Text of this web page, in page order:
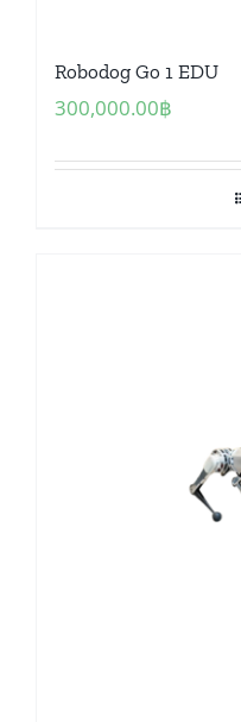
Robodog Go 1 EDU
300,000.00฿